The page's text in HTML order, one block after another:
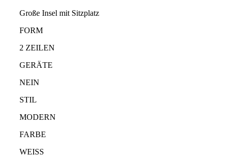
Große Insel mit Sitzplatz
FORM
2 ZEILEN
GERÄTE
NEIN
STIL
MODERN
FARBE
WEISS